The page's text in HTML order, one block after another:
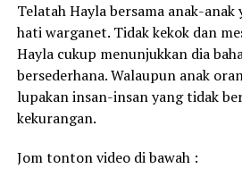
Telatah Hayla bersama anak-
hati warganet. Tidak kekok dan
Hayla cukup menunjukkan dia
bersederhana. Walaupun anak
lupakan insan-insan yang tidak
kekurangan.
Jom tonton video di bawah :